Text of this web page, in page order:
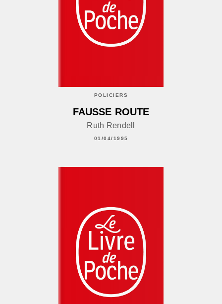
POLICIERS
FAUSSE ROUTE
Ruth Rendell
01/04/1995